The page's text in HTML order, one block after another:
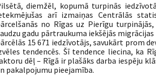
diemžēl, kopumā turpinās
arī izmaiņas Centrālās
no Rīgas uz Pierīgu
gadu pārtraukuma iekšējās
15 671 iedzīvotājs, savukārt prom
tendencēs. Šī tendence liecina, ka
dēļ – Rīgā ir plašāks darba iespēju
pakalpojumu pieejamība.